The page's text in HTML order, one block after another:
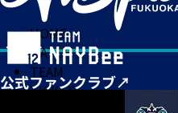
HOME
MATCH
TEAM
TICKET